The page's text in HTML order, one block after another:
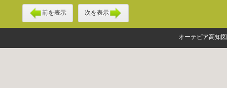
前を表示 次を表示
オーテピア高知